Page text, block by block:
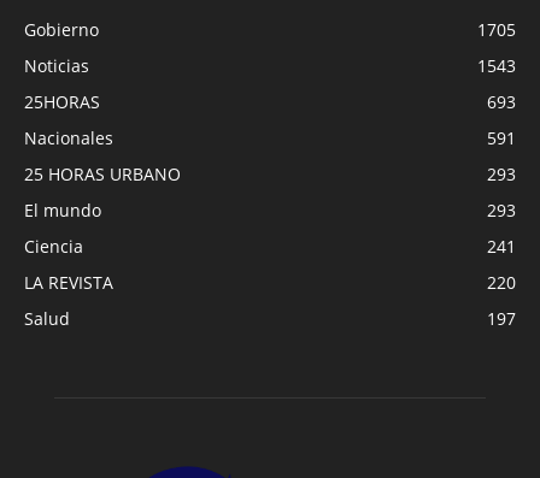
Gobierno
1705
Noticias
1543
25HORAS
693
Nacionales
591
25 HORAS URBANO
293
El mundo
293
Ciencia
241
LA REVISTA
220
Salud
197